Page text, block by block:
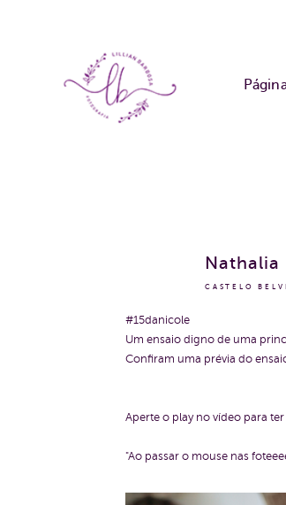
CASTELO
Nathalia
#15danicole
Um ensaio digno de uma
Confiram uma prévia do
Aperte o play no vídeo para
"Ao passar o mouse nas